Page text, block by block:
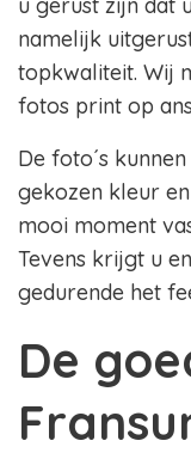
namelijk
topkwaliteit. Wij
fotos print op
De foto´s
gekozen kleur
mooi moment
Tevens krijgt u
gedurende het
De